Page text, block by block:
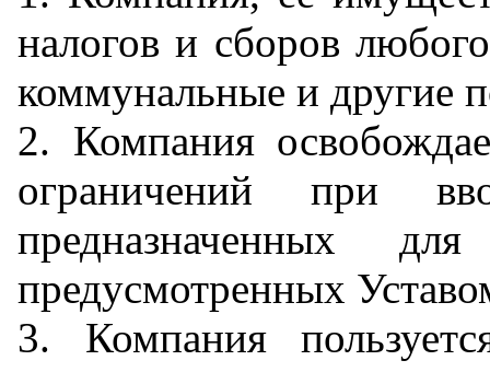
налогов и сборов
коммунальные и другие
2. Компания
ограничений при
предназначенных
предусмотренных
3. Компания